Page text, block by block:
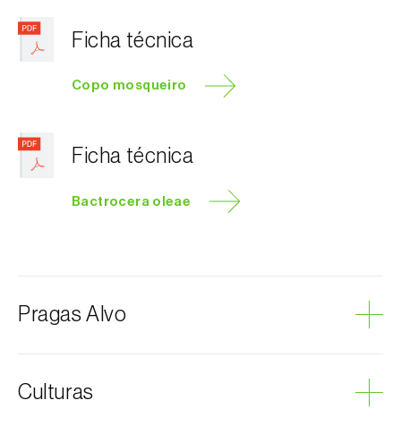
Ficha técnica
Copo mosqueiro
Ficha técnica
Bactrocera oleae
Pragas Alvo
Culturas